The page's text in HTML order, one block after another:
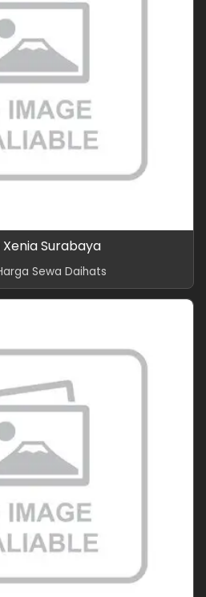
Surabaya
Sewa Daihats